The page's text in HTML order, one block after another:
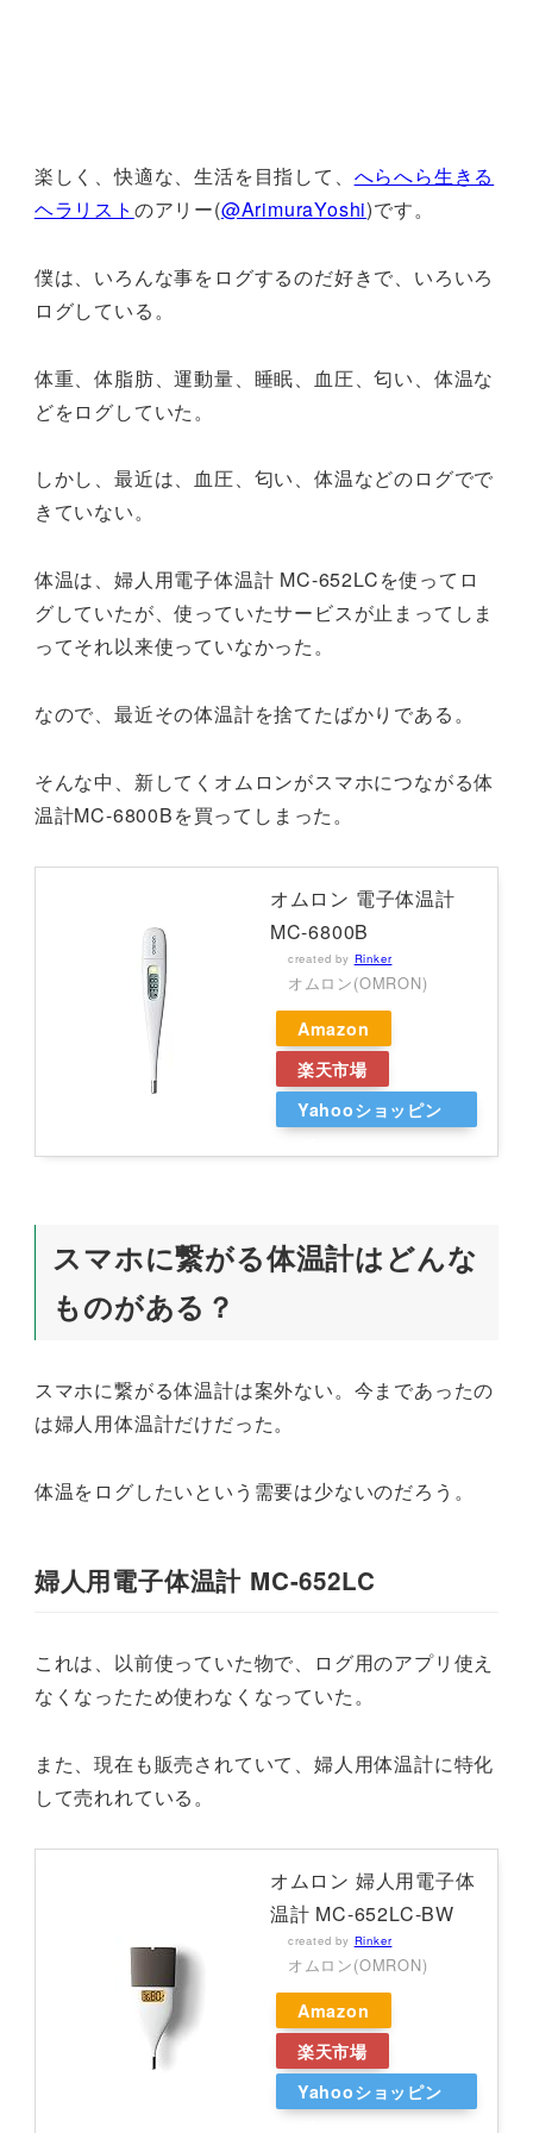
楽しく、快適な、生活を目指して、 へらへら生きる
ヘラリスト のアリー(@ArimuraYoshi)です。
僕は、いろんな事をログするのだ好きで、いろいろ
ログしている。
体重、体脂肪、運動量、睡眠、血圧、匂い、体温な
どをログしていた。
しかし、最近は、血圧、匂い、体温などのログでで
きていない。
体温は、婦人用電子体温計 MC-652LCを使ってロ
グしていたが、使っていたサービスが止まってしま
ってそれ以来使っていなかった。
なので、最近その体温計を捨てたばかりである。
そんな中、新してくオムロンがスマホにつながる体
温計MC-6800Bを買ってしまった。
オムロン 電子体温計
MC-6800B
created by Rinker
オムロン(OMRON)
Amazon
楽天市場
Yahooショッピン
スマホに繋がる体温計はどんな
ものがある？
スマホに繋がる体温計は案外ない。今まであったの
は婦人用体温計だけだった。
体温をログしたいという需要は少ないのだろう。
婦人用電子体温計 MC-652LC
これは、以前使っていた物で、ログ用のアプリ使え
なくなったため使わなくなっていた。
また、現在も販売されていて、婦人用体温計に特化
して売れれている。
オムロン 婦人用電子体
温計 MC-652LC-BW
created by Rinker
オムロン(OMRON)
Amazon
楽天市場
Yahooショッピン